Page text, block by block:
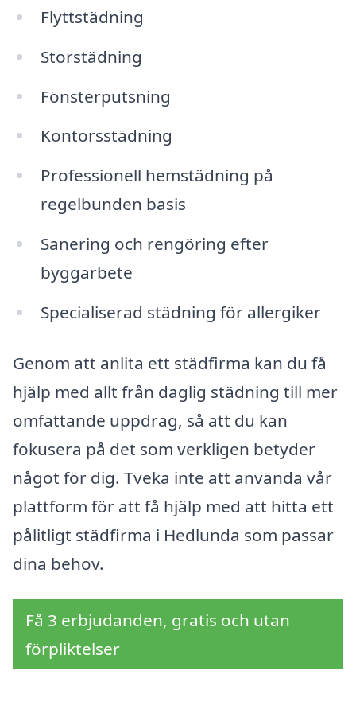
Flyttstädning
Storstädning
Fönsterputsning
Kontorsstädning
Professionell hemstädning på
regelbunden basis
Sanering och rengöring efter
byggarbete
Specialiserad städning för allergiker
Genom att anlita ett städfirma kan du få
hjälp med allt från daglig städning till mer
omfattande uppdrag, så att du kan
fokusera på det som verkligen betyder
något för dig. Tveka inte att använda vår
plattform för att få hjälp med att hitta ett
pålitligt städfirma i Hedlunda som passar
dina behov.
Få 3 erbjudanden, gratis och utan
förpliktelser